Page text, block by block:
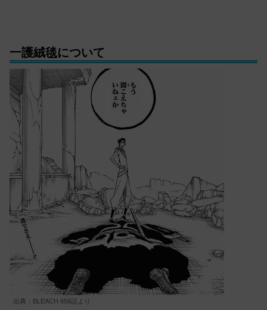
一護絨毯について
出典：BLEACH 656話より